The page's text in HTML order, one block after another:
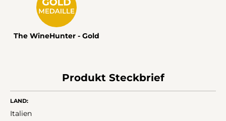
The WineHunter - Gold
Produkt Steckbrief
LAND:
Italien